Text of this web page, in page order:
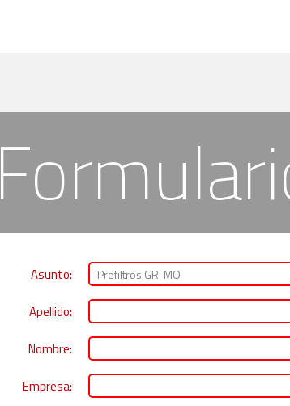
Asunto:
Apellido:
Nombre:
Empresa: